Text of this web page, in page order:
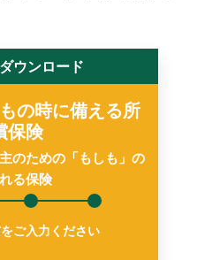
ウンロード
の時に備える所
保険
のための「もしも」の
る保険